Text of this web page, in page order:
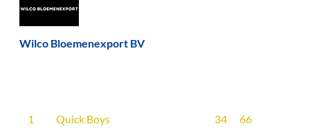
Wilco Bloemenexport BV
1 Quick Boys 34
66